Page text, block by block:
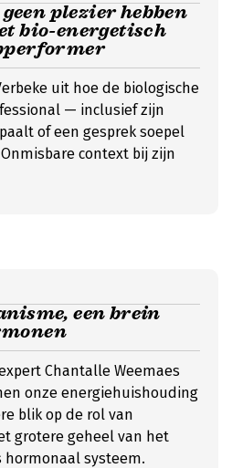
plezier hebben
bio-energetisch
uit hoe de biologische
— inclusief zijn
of een gesprek soepel
context bij zijn
een brein
Chantalle Weemaes
onze energiehuishouding
blik op de rol van
grotere geheel van het
systeem.